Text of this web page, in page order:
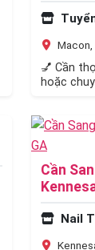
Macon,
💅 Cần
hoặc
Cần
Nail